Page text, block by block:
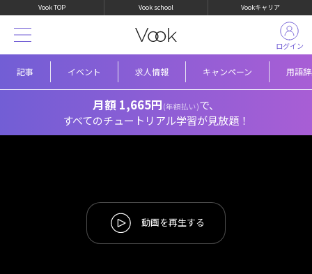
Vook TOP Vook school Vookキャリア
記事 イベント 求人情報 キャンペーン 用語
ログイン
月額 1,665円 (年額払い)で、
すべてのチュートリアル学習が見放題！
動画を再生する